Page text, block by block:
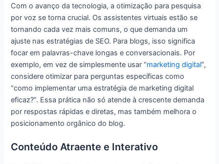
Com o avanço da tecnologia, a otimização para pesquisa
por voz se torna crucial. Os assistentes virtuais estão se
tornando cada vez mais comuns, o que demanda um
ajuste nas estratégias de SEO. Para blogs, isso significa
focar em palavras-chave longas e conversacionais. Por
exemplo, em vez de simplesmente usar “marketing digital”,
considere otimizar para perguntas específicas como
“como implementar uma estratégia de marketing digital
eficaz?”. Essa prática não só atende à crescente demanda
por respostas rápidas e diretas, mas também melhora o
posicionamento orgânico do blog.
Conteúdo Atraente e Interativo